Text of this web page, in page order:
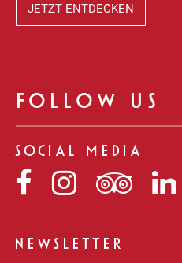
JETZT ENTDECKEN
FOLLOW US
SOCIAL MEDIA
NiedereggerNiederegger
auf
NEWSLETTER